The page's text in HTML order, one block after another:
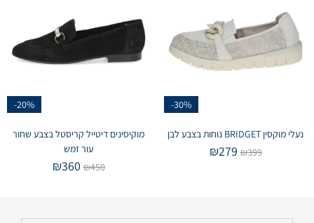
-30%
נעלי מוקסין BRIDGET נוחות בצבע לבן
₪399
₪279
-20%
מוקיסינים דיטייל קריסטל בצבע שחור
עור זמש
₪450
₪360